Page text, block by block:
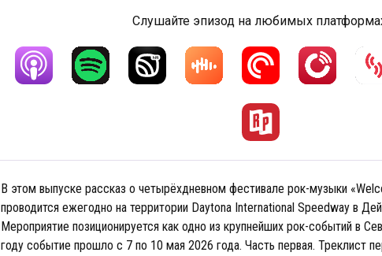
Слушайте эпизод на любимых
В этом выпуске рассказ о четырёхдневном фестивале рок-музыки
проводится ежегодно на территории Daytona International Speedway в
Мероприятие позиционируется как одно из крупнейших рок-событий в
году событие прошло с 7 по 10 мая 2026 года. Часть первая. Треклист